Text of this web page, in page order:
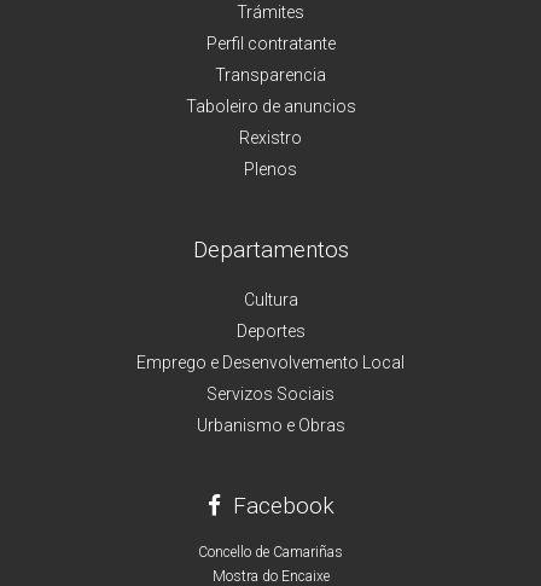
Trámites
Perfil contratante
Transparencia
Taboleiro de anuncios
Rexistro
Plenos
Departamentos
Cultura
Deportes
Emprego e Desenvolvemento Local
Servizos Sociais
Urbanismo e Obras
Facebook
Concello de Camariñas
Mostra do Encaixe